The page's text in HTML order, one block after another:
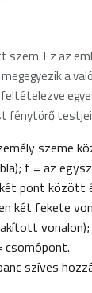
szem. Ez az
a
fénytörő
szeme
f = az
pont között
két fekete
vonalon);
csomópont.
szíves